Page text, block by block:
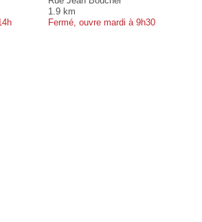
1.9 km
Fermé, ouvre mardi à 9h30